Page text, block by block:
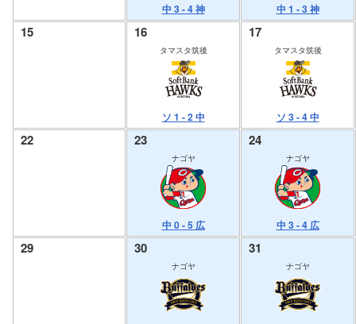
中 3 - 4 神 中 1 - 3 神
15 16
タマスタ筑後
ソ 1 - 2 中
17
タマスタ筑後
ソ 3 - 4 中
22 23
ナゴヤ
中 0 - 5 広
24
ナゴヤ
中 3 - 4 広
29 30
ナゴヤ
31
ナゴヤ